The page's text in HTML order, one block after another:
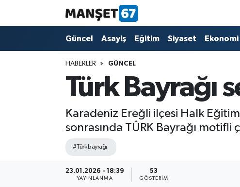
Güncel Asayiş Eğitim Siyaset Ekonomi
HABERLER GÜNCEL
Türk Bayrağı
Karadeniz Ereğli ilçesi Halk
sonrasında TÜRK Bayrağı motifli
#Türk bayrağı
23.01.2026 - 18:39
YAYINLANMA
53
GÖSTERIM